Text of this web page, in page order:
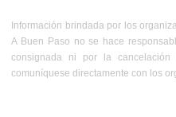
Información brindada por los
A Buen Paso no se hace
consignada ni por la cancelación
comuníquese directamente con los